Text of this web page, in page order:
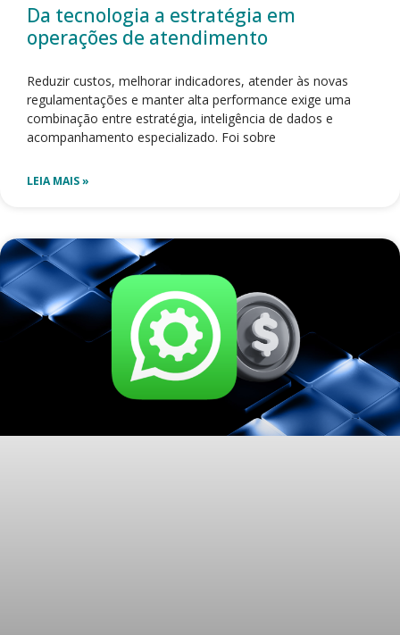
Da tecnologia a estratégia em
operações de atendimento
Reduzir custos, melhorar indicadores, atender às novas
regulamentações e manter alta performance exige uma
combinação entre estratégia, inteligência de dados e
acompanhamento especializado. Foi sobre
LEIA MAIS »